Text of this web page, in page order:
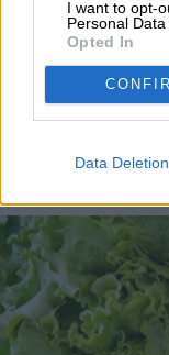
I want to opt-
Personal Data
Opted In
Data Deletion
qué